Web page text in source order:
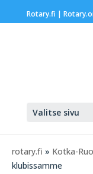
Rotary.fi |
Valitse sivu
rotary.fi » Kotka-
klubissamme